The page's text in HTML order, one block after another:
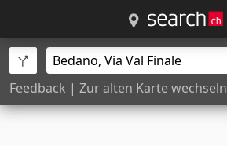
Feedback | Zur alten Karte wechseln